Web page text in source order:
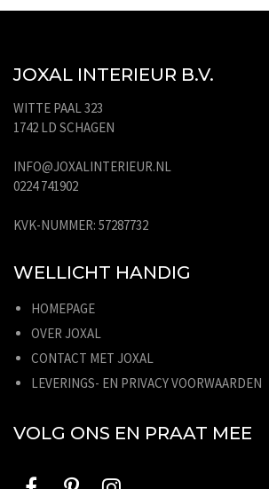
JOXAL INTERIEUR B.V.
WITTE PAAL 323
1742 LD SCHAGEN
INFO@JOXALINTERIEUR.NL
0224 741902
KVK-NUMMER: 57287732
WELLICHT HANDIG
HOMEPAGE
OVER JOXAL
CONTACT MET JOXAL
LEVERINGS- EN PRIVACY VOORWAARDEN
VOLG ONS EN PRAAT MEE